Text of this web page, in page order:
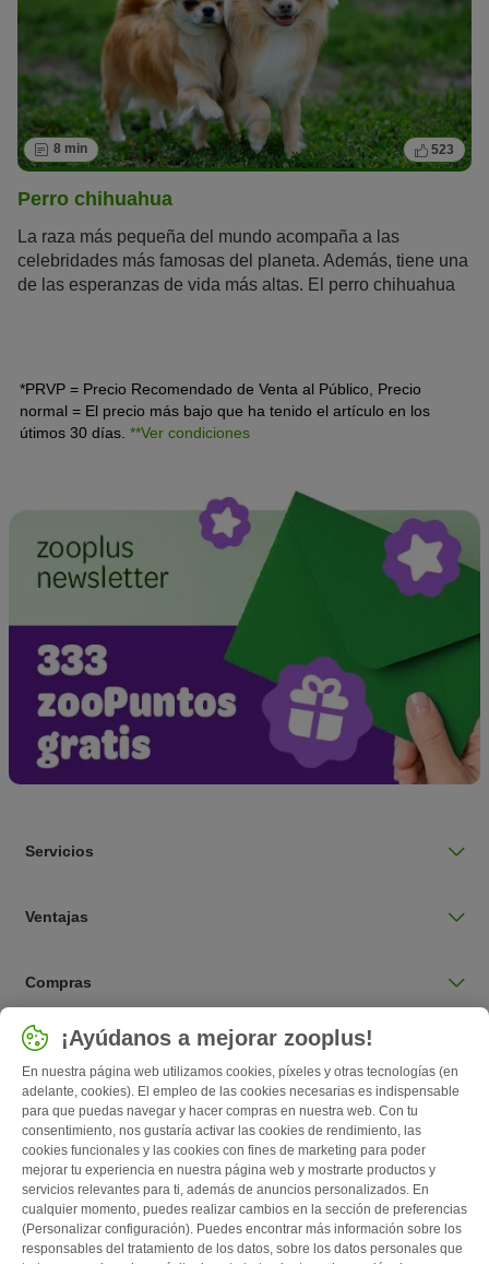
8 min 523
Perro chihuahua
La raza más pequeña del mundo acompaña a las
celebridades más famosas del planeta. Además, tiene una
de las esperanzas de vida más altas. El perro chihuahua
*PRVP = Precio Recomendado de Venta al Público, Precio
normal = El precio más bajo que ha tenido el artículo en los
útimos 30 días. **Ver condiciones
Servicios
Ventajas
Compras
Seleccionar país
España / ES
Follow zooplus
¡Ayúdanos a mejorar zooplus!
En nuestra página web utilizamos cookies, píxeles y otras tecnologías (en
adelante, cookies). El empleo de las cookies necesarias es indispensable
para que puedas navegar y hacer compras en nuestra web. Con tu
consentimiento, nos gustaría activar las cookies de rendimiento, las
cookies funcionales y las cookies con fines de marketing para poder
mejorar tu experiencia en nuestra página web y mostrarte productos y
servicios relevantes para ti, además de anuncios personalizados. En
cualquier momento, puedes realizar cambios en la sección de preferencias
(Personalizar configuración). Puedes encontrar más información sobre los
responsables del tratamiento de los datos, sobre los datos personales que